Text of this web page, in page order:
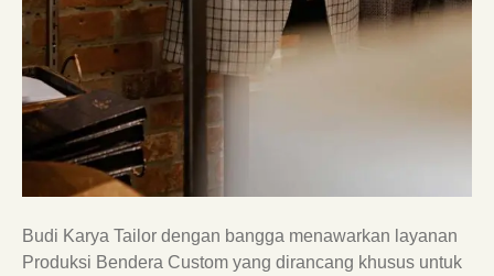
Budi Karya Tailor dengan bangga menawarkan layanan
Produksi Bendera Custom yang dirancang khusus untuk